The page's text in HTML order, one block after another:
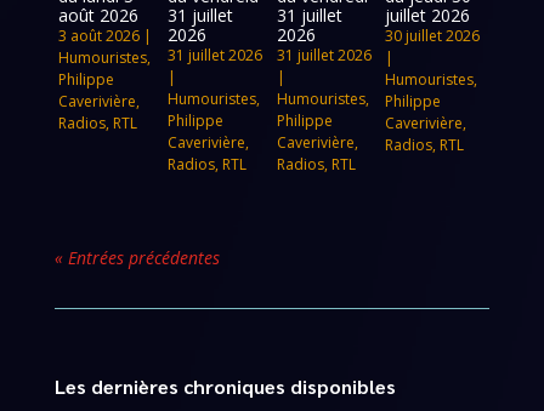
août 2026
3 août 2026 |
Humouristes,
Philippe
Caverivière,
Radios, RTL
31 juillet
2026
31 juillet 2026
|
Humouristes,
Philippe
Caverivière,
Radios, RTL
31 juillet
2026
31 juillet 2026
|
Humouristes,
Philippe
Caverivière,
Radios, RTL
juillet 2026
30 juillet 2026
|
Humouristes,
Philippe
Caverivière,
Radios, RTL
« Entrées précédentes
Les dernières chroniques disponibles